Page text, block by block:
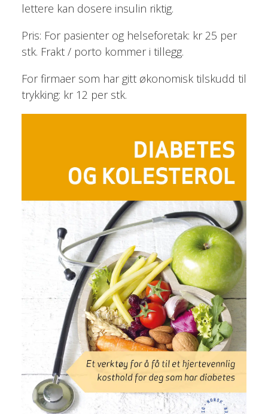
lettere kan dosere insulin riktig.
Pris: For pasienter og helseforetak: kr 25 per
stk. Frakt / porto kommer i tillegg.
For firmaer som har gitt økonomisk tilskudd til
trykking: kr 12 per stk.